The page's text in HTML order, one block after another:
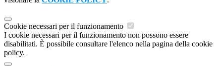
Cookie necessari per il funzionamento
I cookie necessari per il funzionamento non possono essere
disabilitati. È possibile consultare l'elenco nella pagina della cookie
policy.